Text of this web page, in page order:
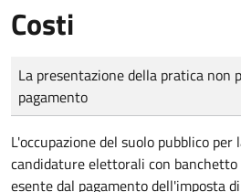
Costi
Tipo di pagamento
Importo
La presentazione della pratica non
pagamento
L'occupazione del suolo pubblico
candidature elettorali con banchetto
esente dal pagamento dell'imposta